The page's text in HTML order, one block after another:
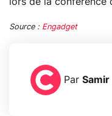
lors de la conférence
Source : Engadget
Par Samir